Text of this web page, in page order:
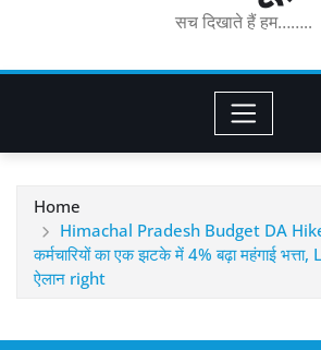
सच दिखाते हैं हम……..
Home
Himachal Pradesh Budget DA
कर्मचारियों का एक झटके में 4% बढ़ा महंगाई भत्ता,
ऐलान right